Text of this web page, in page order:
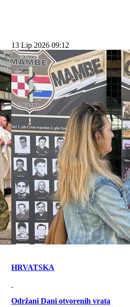
13 Lip 2026 09:12
HRVATSKA
Održani Dani otvorenih vrata